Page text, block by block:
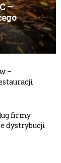
–
–
firmy
dystrybucji